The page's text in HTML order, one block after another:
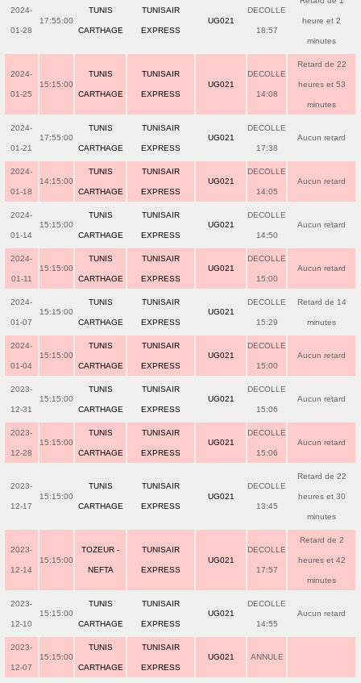
2024-
01-28
17:55:00
TUNIS
CARTHAGE
TUNISAIR
EXPRESS
UG021
DECOLLE
18:57
heure et 2
minutes
2024-
01-25
15:15:00
TUNIS
CARTHAGE
TUNISAIR
EXPRESS
UG021
DECOLLE
14:08
Retard de 22
heures et 53
minutes
2024-
01-21
17:55:00
TUNIS
CARTHAGE
TUNISAIR
EXPRESS
UG021
DECOLLE
17:38
Aucun retard
2024-
01-18
14:15:00
TUNIS
CARTHAGE
TUNISAIR
EXPRESS
UG021
DECOLLE
14:05
Aucun retard
2024-
01-14
15:15:00
TUNIS
CARTHAGE
TUNISAIR
EXPRESS
UG021
DECOLLE
14:50
Aucun retard
2024-
01-11
15:15:00
TUNIS
CARTHAGE
TUNISAIR
EXPRESS
UG021
DECOLLE
15:00
Aucun retard
2024-
01-07
15:15:00
TUNIS
CARTHAGE
TUNISAIR
EXPRESS
UG021
DECOLLE
15:29
Retard de 14
minutes
2024-
01-04
15:15:00
TUNIS
CARTHAGE
TUNISAIR
EXPRESS
UG021
DECOLLE
15:00
Aucun retard
2023-
12-31
15:15:00
TUNIS
CARTHAGE
TUNISAIR
EXPRESS
UG021
DECOLLE
15:06
Aucun retard
2023-
12-28
15:15:00
TUNIS
CARTHAGE
TUNISAIR
EXPRESS
UG021
DECOLLE
15:06
Aucun retard
2023-
12-17
15:15:00
TUNIS
CARTHAGE
TUNISAIR
EXPRESS
UG021
DECOLLE
13:45
Retard de 22
heures et 30
minutes
2023-
12-14
15:15:00
TOZEUR -
NEFTA
TUNISAIR
EXPRESS
UG021
DECOLLE
17:57
Retard de 2
heures et 42
minutes
2023-
12-10
15:15:00
TUNIS
CARTHAGE
TUNISAIR
EXPRESS
UG021
DECOLLE
14:55
Aucun retard
2023-
12-07
15:15:00
TUNIS
CARTHAGE
TUNISAIR
EXPRESS
UG021 ANNULE